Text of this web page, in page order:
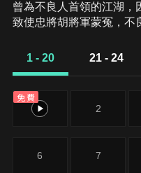
曾為不良人首領的江湖，
致使忠將胡將軍蒙冤，不
泊，只求遠離紛爭、過上
守住心中正義、共擔生死
1 - 20 21 - 24
免費
1 2
6 7